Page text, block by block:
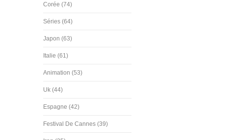
Corée (74)
Séries (64)
Japon (63)
Italie (61)
Animation (53)
Uk (44)
Espagne (42)
Festival De Cannes (39)